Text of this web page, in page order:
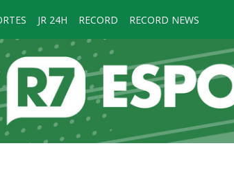
JR 24H RECORD RECORD NEWS